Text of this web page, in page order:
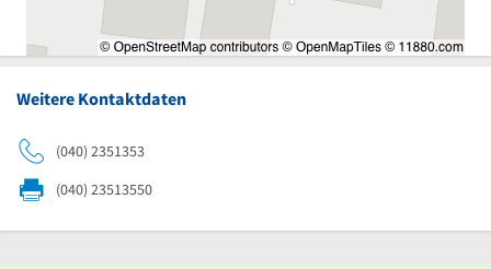
Weitere Kontaktdaten
(040) 2351353
(040) 23513550